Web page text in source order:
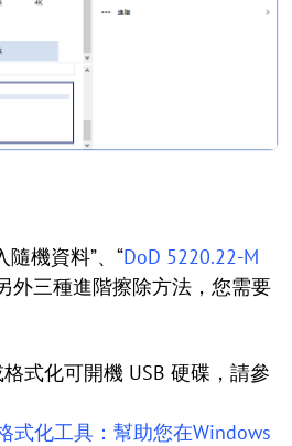
隨機資料”、“DoD 5220.22-M
外三種進階擦除方法，您需要
式化可開機 USB 硬碟，請參
式化工具：幫助您在Windows